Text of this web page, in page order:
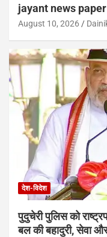
jayant news
August 10, 2026
देश-विदेश
पुदुचेरी पुलिस को
बल की बहादुरी, सेवा